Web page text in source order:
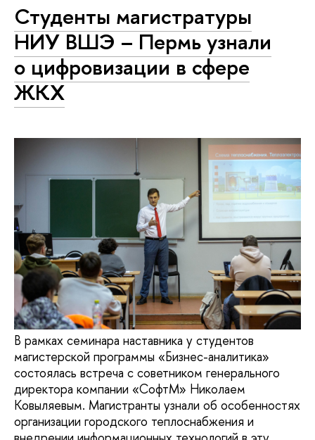
Студенты магистратуры
НИУ ВШЭ – Пермь узнали
о цифровизации в сфере
ЖКХ
В рамках семинара наставника у студентов
магистерской программы «Бизнес-аналитика»
состоялась встреча с советником генерального
директора компании «СофтМ» Николаем
Ковыляевым. Магистранты узнали об особенностях
организации городского теплоснабжения и